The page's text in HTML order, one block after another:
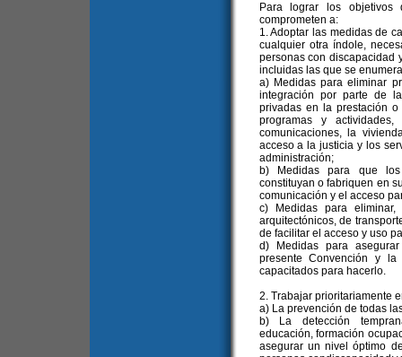
Para lograr los objetivos
comprometen a:
1. Adoptar las medidas de
cualquier otra índole,
personas con discapacidad
incluidas las que se
a) Medidas para eliminar
integración por parte de
privadas en la prestación
programas y
comunicaciones, la
acceso a la justicia y los
administración;
b) Medidas para que
constituyan o fabriquen en
comunicación y el acceso
c) Medidas para
arquitectónicos, de
de facilitar el acceso y uso
d) Medidas para
presente Convención y la
capacitados para hacerlo.
2. Trabajar prioritariamente
a) La prevención de todas
b) La detección
educación, formación
asegurar un nivel óptimo